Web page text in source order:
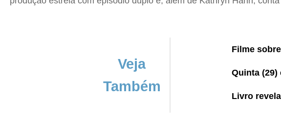
Veja
Também
Filme
Quinta
Livro